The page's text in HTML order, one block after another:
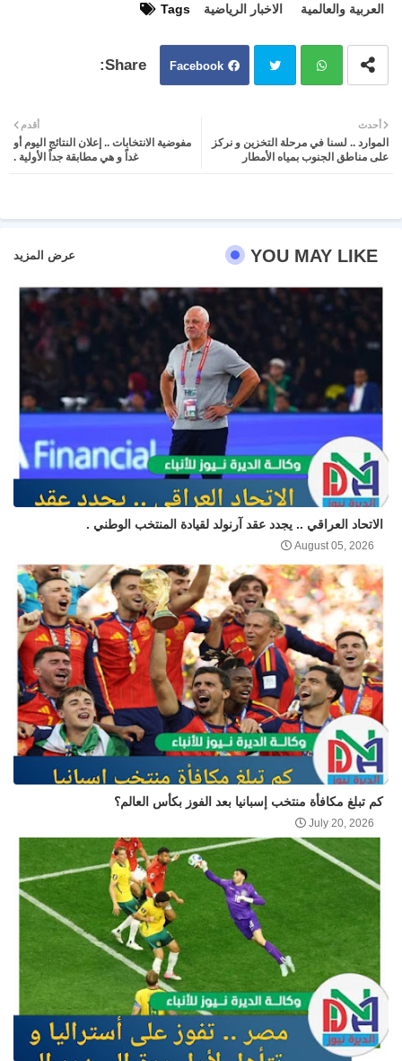
Tags الاخبار الرياضية العربية والعالمية
Facebook
ter atsa
أحدث
الموارد .. لسنا في مرحلة التخزين و نركز
على مناطق الجنوب بمياه الأمطار
أقدم
مفوضية الانتخابات .. إعلان النتائج اليوم أو
غداً و هي مطابقة جداً الأولية .
YOU MAY LIKE عرض المزيد
الاتحاد العراقي .. يجدد عقد آرنولد لقيادة المنتخب الوطني .
August 05, 2026
كم تبلغ مكافأة منتخب إسبانيا بعد الفوز بكأس العالم؟
July 20, 2026